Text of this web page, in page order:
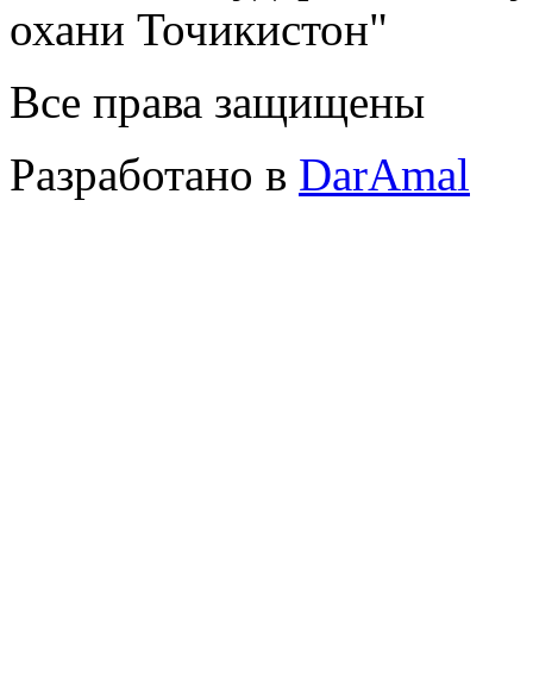
охани Точикистон"
Все права защищены
Разработано в DarAmal